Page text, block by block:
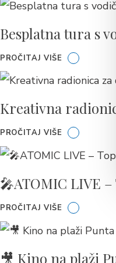
Besplatna tura s
PROČITAJ VIŠE
Kreativna
PROČITAJ VIŠE
🎤ATOMIC LIVE
PROČITAJ VIŠE
🎥 Kino na plaži